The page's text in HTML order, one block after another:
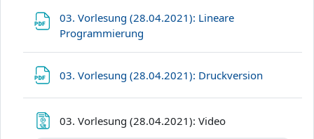
03. Vorlesung (28.04.2021): Lineare
Programmierung
03. Vorlesung (28.04.2021): Druckversion
03. Vorlesung (28.04.2021): VideoTextseite